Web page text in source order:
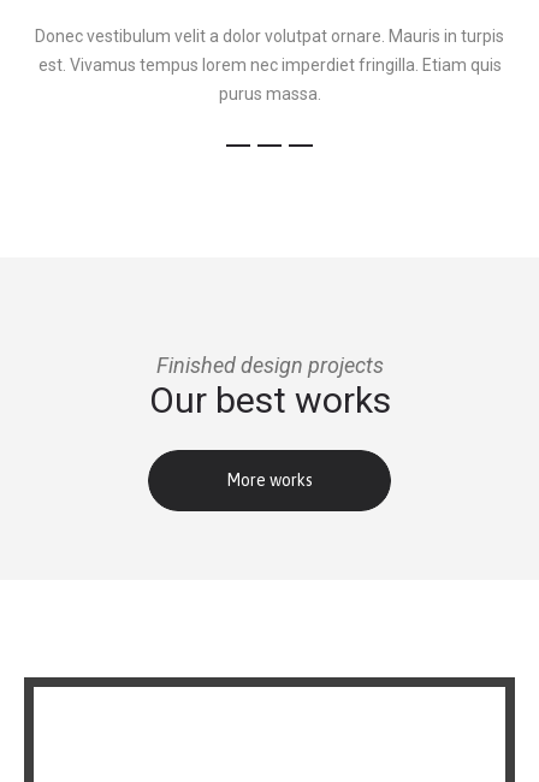
Donec vestibulum velit a dolor volutpat ornare. Mauris in turpis
est. Vivamus tempus lorem nec imperdiet fringilla. Etiam quis
purus massa.
Finished design projects
Our best works
More works